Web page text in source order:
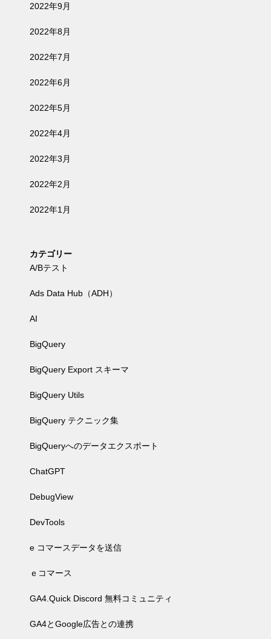
2022年9月
2022年8月
2022年7月
2022年6月
2022年5月
2022年4月
2022年3月
2022年2月
2022年1月
カテゴリー
A/Bテスト
Ads Data Hub（ADH）
AI
BigQuery
BigQuery Export スキーマ
BigQuery Utils
BigQuery テクニック集
BigQueryへのデータエクスポート
ChatGPT
DebugView
DevTools
e コマースデータを送信
ｅコマース
GA4.Quick Discord 無料コミュニティ
GA4とGoogle広告との連携